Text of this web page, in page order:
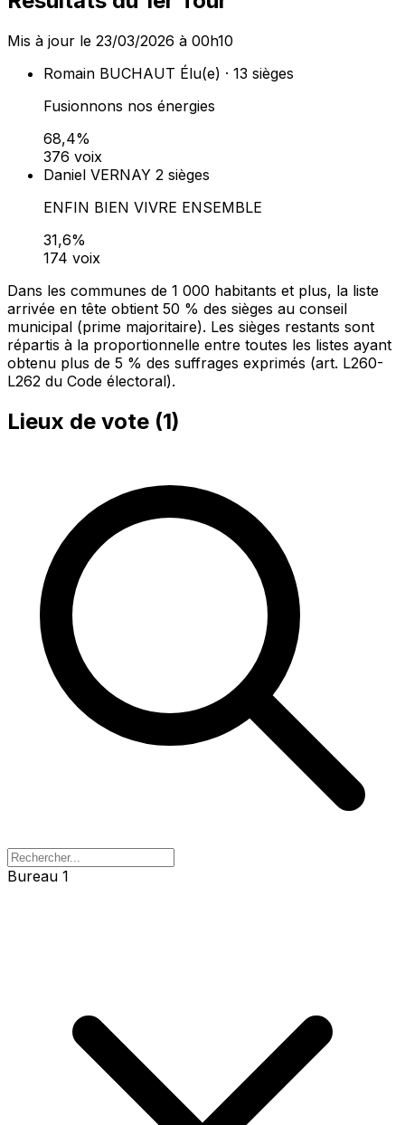
Mis à jour le 23/03/2026 à 00h10
Romain BUCHAUT Élu(e) · 13 sièges
Fusionnons nos énergies
68,4%
376 voix
Daniel VERNAY 2 sièges
ENFIN BIEN VIVRE ENSEMBLE
31,6%
174 voix
Dans les communes de 1 000 habitants et plus, la liste
arrivée en tête obtient 50 % des sièges au conseil
municipal (prime majoritaire). Les sièges restants sont
répartis à la proportionnelle entre toutes les listes ayant
obtenu plus de 5 % des suffrages exprimés (art. L260-
L262 du Code électoral).
Lieux de vote (1)
Bureau 1